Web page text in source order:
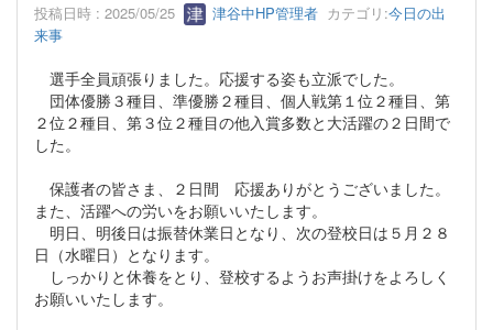
投稿日時 : 2025/05/25 津谷中HP管理者 カテゴリ:今日の出
来事
選手全員頑張りました。応援する姿も立派でした。
団体優勝３種目、準優勝２種目、個人戦第１位２種目、第
２位２種目、第３位２種目の他入賞多数と大活躍の２日間で
した。
保護者の皆さま、２日間 応援ありがとうございました。
また、活躍への労いをお願いいたします。
明日、明後日は振替休業日となり、次の登校日は５月２８
日（水曜日）となります。
しっかりと休養をとり、登校するようお声掛けをよろしく
お願いいたします。